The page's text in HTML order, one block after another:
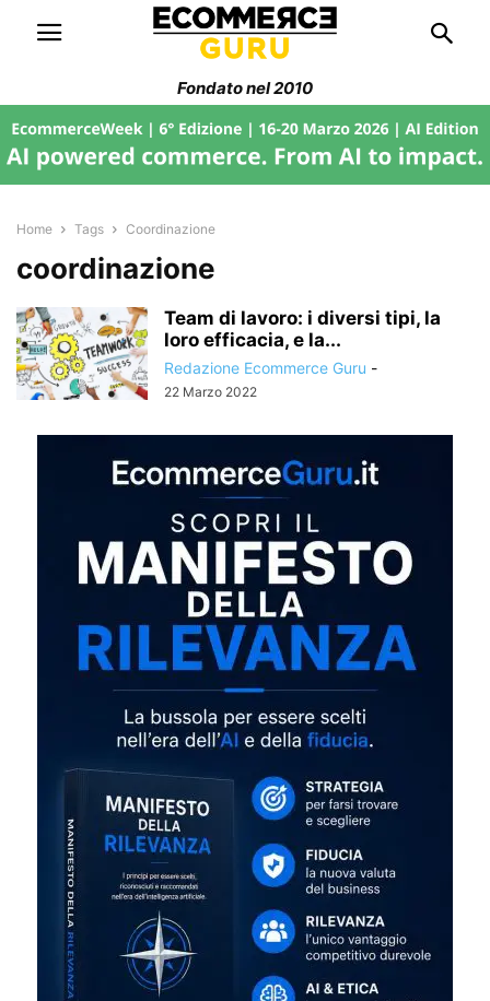
Fondato nel 2010
Home Tags Coordinazione
coordinazione
Team di lavoro: i diversi tipi, la
loro efficacia, e la...
Redazione Ecommerce Guru -
22 Marzo 2022